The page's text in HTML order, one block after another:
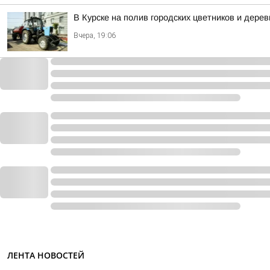
В Курске на полив городских цветников и
Вчера, 19:06
ЛЕНТА НОВОСТЕЙ